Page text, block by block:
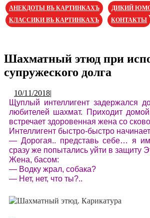
АНЕКДОТЫ ВЪ КАРТИНКАХЪ
ДИКИЙ
КЛАССИКИ ВЪ КАРТИНКАХЪ
КОНТАКТЫ
Шахматный этюд при
супружеского долга
10/11/201810/11/2018
|
Щуплый интеллигент задержался
любителей шахмат. Приходит
встречает здоровенная жена со
Интеллигент быстро-быстро
— Дорогая.. представь себе… я
сразу же попытались уйти в защиту
Жена, басом:
— Водку жрал, собака?
— Нет, нет, что ты?..